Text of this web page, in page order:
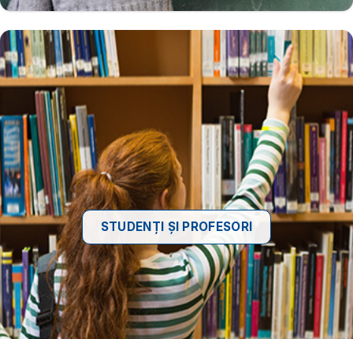
STUDENȚI ȘI PROFESORI